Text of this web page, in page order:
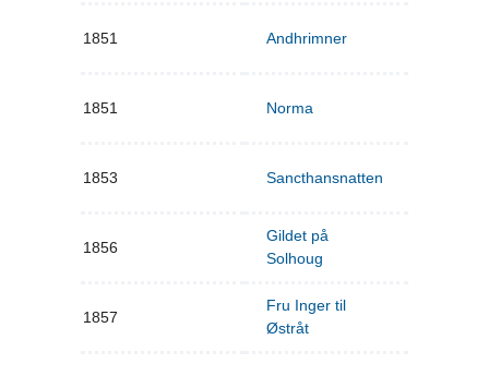
1851 Andhrimner
1851 Norma
1853 Sancthansnatten
1856
Gildet på
Solhoug
1857
Fru Inger til
Østråt